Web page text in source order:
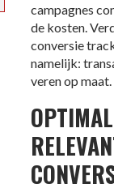
campagnes
de kosten.
conversie
namelijk:
veren op maat.